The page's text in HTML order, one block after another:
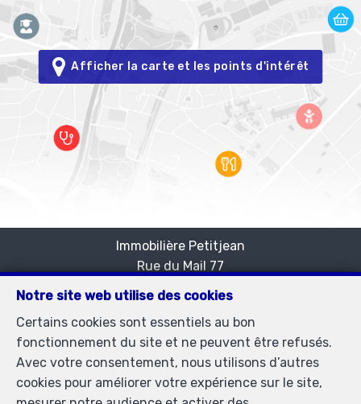
Afficher la carte et les points d'intérêt
Notre site web utilise des cookies
Certains cookies sont essentiels au bon
fonctionnement du site et ne peuvent être refusés.
Avec votre consentement, nous utilisons d’autres
cookies pour améliorer votre expérience sur le site,
Immobilière Petitjean
—
Rue du Mail 77
—
immopetitjean@gmail.com
Agent immobilier agréé IPI sous le numéro 505438 en
Belgique - N° entreprise : TVA BE-0425.723.793-
Instance de contrôle: Institut professionnel des agents